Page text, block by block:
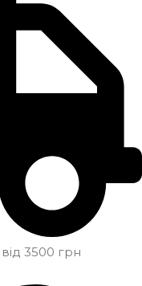
3500 грн